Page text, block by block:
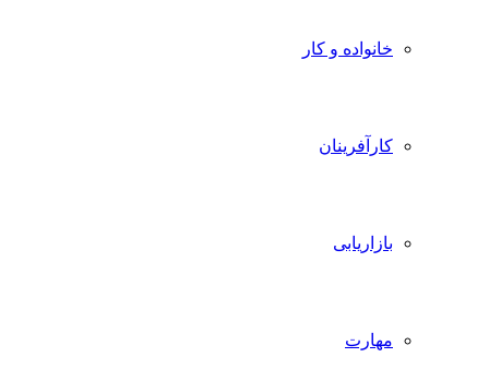
خانواده و کار
کارآفرینان
بازاریابی
مهارت